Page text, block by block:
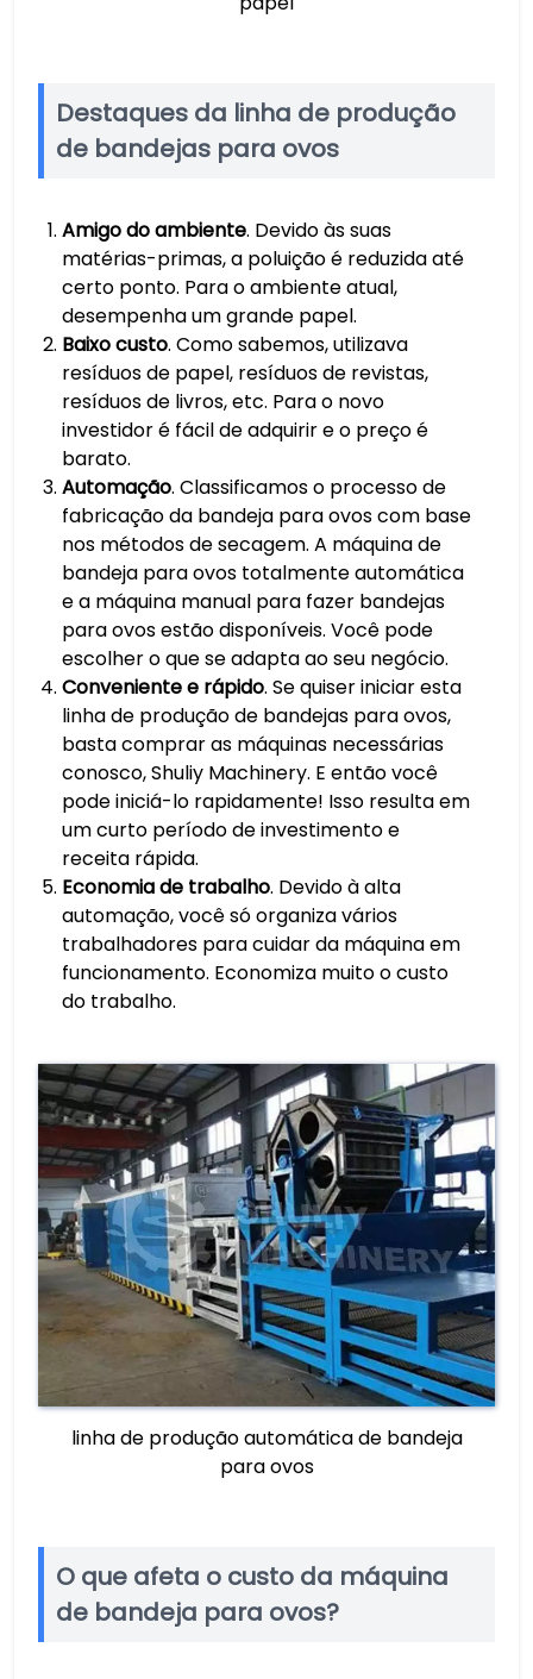
Destaques da linha de produção
de bandejas para ovos
Amigo do ambiente. Devido às suas
matérias-primas, a poluição é reduzida até
certo ponto. Para o ambiente atual,
desempenha um grande papel.
Baixo custo. Como sabemos, utilizava
resíduos de papel, resíduos de revistas,
resíduos de livros, etc. Para o novo
investidor é fácil de adquirir e o preço é
barato.
Automação. Classificamos o processo de
fabricação da bandeja para ovos com base
nos métodos de secagem. A máquina de
bandeja para ovos totalmente automática
e a máquina manual para fazer bandejas
para ovos estão disponíveis. Você pode
escolher o que se adapta ao seu negócio.
Conveniente e rápido. Se quiser iniciar esta
linha de produção de bandejas para ovos,
basta comprar as máquinas necessárias
conosco, Shuliy Machinery. E então você
pode iniciá-lo rapidamente! Isso resulta em
um curto período de investimento e
receita rápida.
Economia de trabalho. Devido à alta
automação, você só organiza vários
trabalhadores para cuidar da máquina em
funcionamento. Economiza muito o custo
do trabalho.
linha de produção automática de bandeja
para ovos
O que afeta o custo da máquina
de bandeja para ovos?